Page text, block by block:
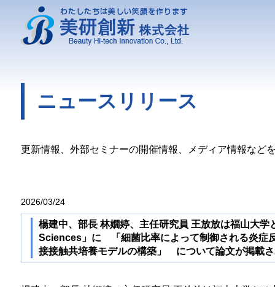
ニュースリリース
更新情報、外部セミナーの開催情報、メディア情報など
2026/03/24
楊建中、部長 林嫺婷、主任研究員 王放放は福山大
Sciences」に 「細菌比率によって制御される炎症
接接触共培養モデルの構築」 について論文が掲載